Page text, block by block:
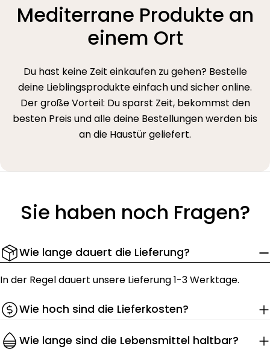
Mediterrane Produkte an
einem Ort
Du hast keine Zeit einkaufen zu gehen? Bestelle
deine Lieblingsprodukte einfach und sicher online.
Der große Vorteil: Du sparst Zeit, bekommst den
besten Preis und alle deine Bestellungen werden bis
an die Haustür geliefert.
Sie haben noch Fragen?
Wie lange dauert die Lieferung?
In der Regel dauert unsere Lieferung 1-3 Werktage.
Wie hoch sind die Lieferkosten?
Wie lange sind die Lebensmittel haltbar?